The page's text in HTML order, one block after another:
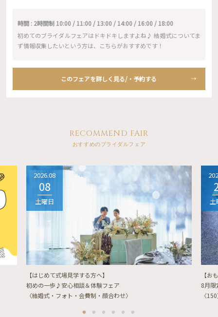
時間 : 2時間制 10:00 / 11:00 / 13:00 / 14:00 / 16:00 / 18:00
初めてのブライダルフェアはドキドキしますよね♪ 結婚式についてま
ず情報収集したいという方は、こちらがおすすめです！
このフェアを詳しく見る/・予約する
RECOMMEND FAIR
おすすめのブライダルフェア
2026.08
08
土曜日
【はじめて式場見学する方へ】
初めの一歩♪安心相談＆体験フェア
〈結婚式・フォト・会費制・顔合わせ〉
土
【お
8月限
〈